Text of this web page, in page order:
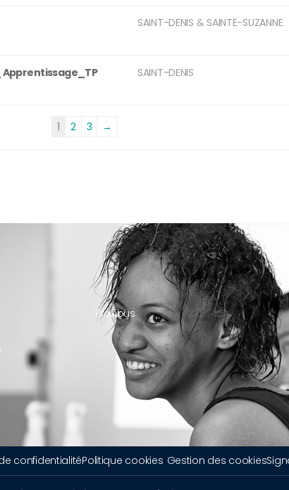
SAINT-DENIS & SAINTE-SUZANNE
_ Apprentissage_TP
SAINT-DENIS
1 2 3 →
Proxibus
confidentialitéPolitique cookies Gestion des cookies